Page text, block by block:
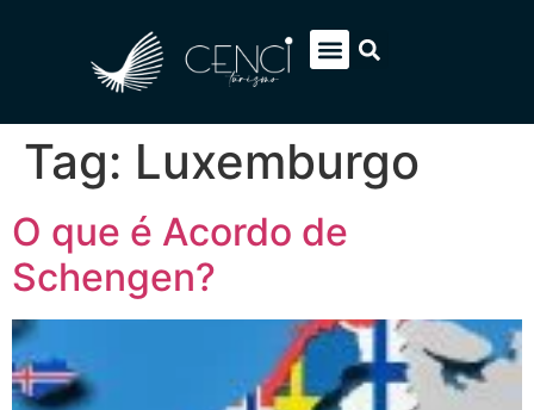
Tag: Luxemburgo
O que é Acordo de
Schengen?